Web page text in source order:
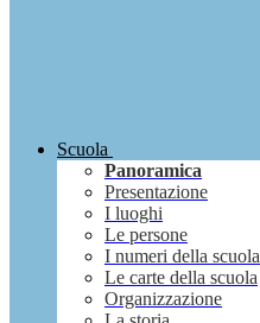
Scuola
Panoramica
Presentazione
I luoghi
Le persone
I numeri della scuola
Le carte della scuola
Organizzazione